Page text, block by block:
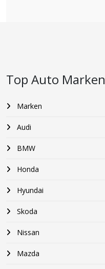
Top Auto Marken
Marken
Audi
BMW
Honda
Hyundai
Skoda
Nissan
Mazda